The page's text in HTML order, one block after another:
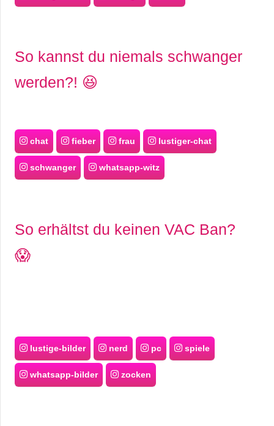
So kannst du niemals schwanger
werden?! 😆
chat fieber frau lustiger-chat
schwanger whatsapp-witz
So erhältst du keinen VAC Ban?
😱
lustige-bilder nerd pc spiele
whatsapp-bilder zocken